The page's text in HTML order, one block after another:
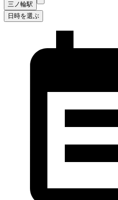
三ノ輪駅
日時を選ぶ